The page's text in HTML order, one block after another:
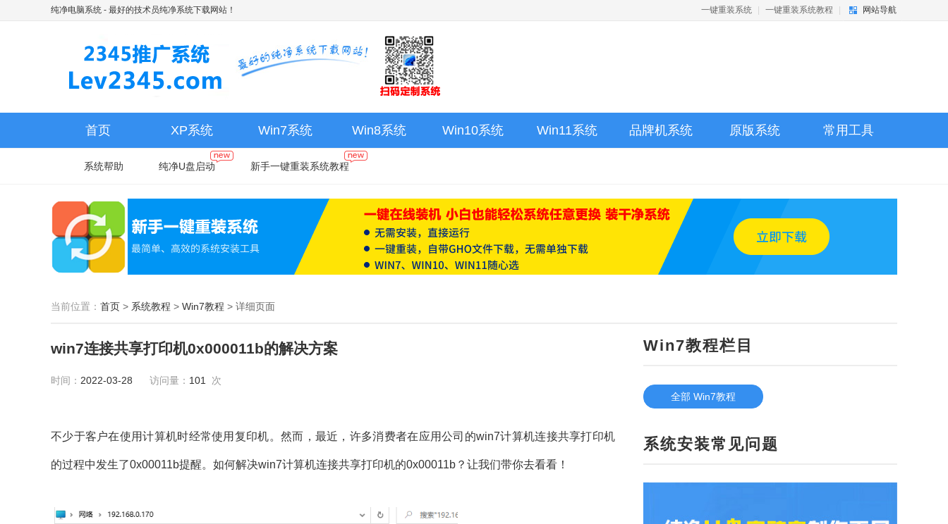
纯净电脑系统 - 最好的技术员纯净系统下载网站！ 一键重装系统 一键重装系统教程 网站导航
首页 XP系统 Win7系统 Win8系统 Win10系统 Win11系统 品牌机系统 原版系统 常用工具
系统帮助 纯净U盘启动 新手一键重装系统教程
当前位置： 首页 > 系统教程 > Win7教程 > 详细页面
win7连接共享打印机0x000011b的解决方案
时间： 2022-03-28 访问量： 101 次
不少于客户在使用计算机时经常使用复印机。然而，最近，许多消费者在应用公司的win7计算机连接共享打印机
的过程中发生了0x00011b提醒。如何解决win7计算机连接共享打印机的0x00011b？让我们带你去看看！
Win7教程栏目
全部 Win7教程
系统安装常见问题